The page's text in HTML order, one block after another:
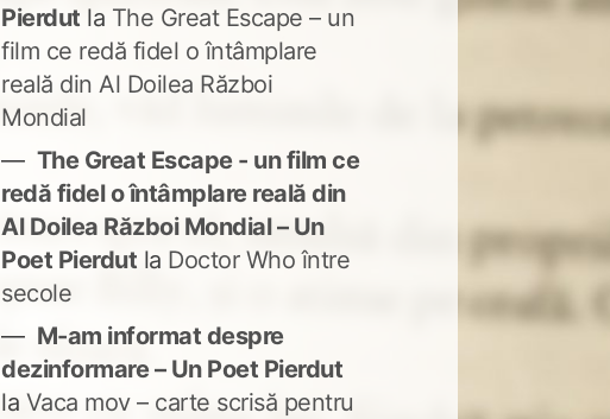
Pierdut la The Great Escape – un
film ce redă fidel o întâmplare
reală din Al Doilea Război
Mondial
The Great Escape - un film ce
redă fidel o întâmplare reală din
Al Doilea Război Mondial – Un
Poet Pierdut la Doctor Who între
secole
M-am informat despre
dezinformare – Un Poet Pierdut
la Vaca mov – carte scrisă pentru